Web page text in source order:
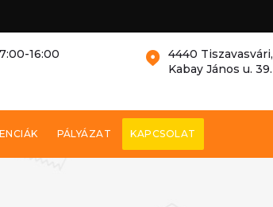
16:00
4440 Tiszavasvári,
Kabay János u. 39.
PÁLYÁZAT KAPCSOLAT